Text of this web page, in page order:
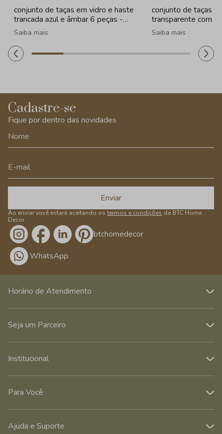
conjunto de taças em vidro e haste
trancada azul e âmbar 6 peças -
320ml
Saiba mais
conjunto de taças
transparente com
peças - 330ml
Saiba mais
Cadastre-se
Fique por dentro das novidades
Enviar
Ao enviar você estará aceitando os termos e condições da BTC Home
Decor
/btchomedecor
WhatsApp
Horário de Atendimento
Seja um Parceiro
Institucional
Para Você
Ajuda e Suporte